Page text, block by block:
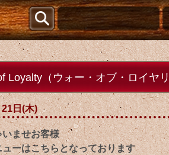
Loyalty（ウォー・オブ・ロイヤリ
日(木)
ませお客様
ーはこちらとなっております